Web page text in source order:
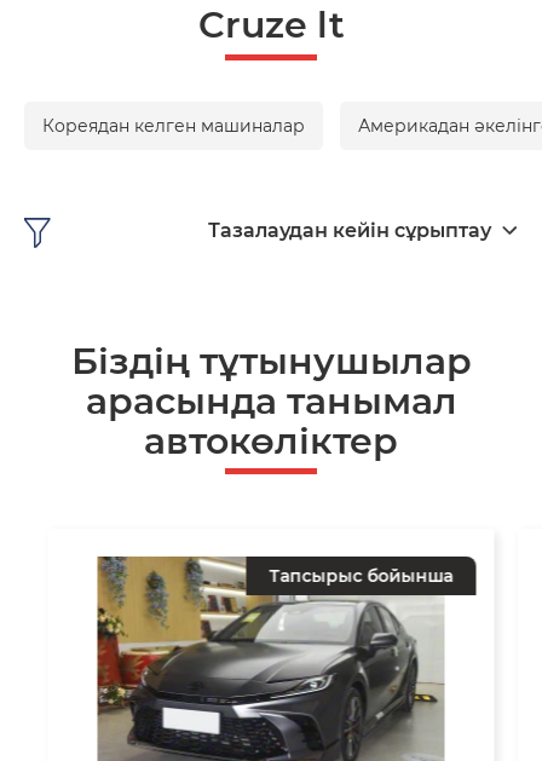
Cruze lt
Кореядан келген машиналар Америкадан
Тазалаудан кейін сұрыптау
Біздің тұтынушылар
арасында танымал
автокөліктер
Тапсырыс бойынша